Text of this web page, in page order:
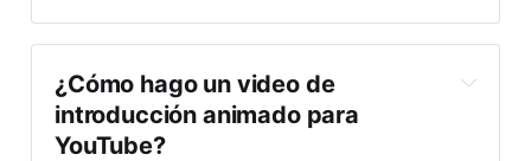
¿Cómo hago un video de
introducción animado para
YouTube?